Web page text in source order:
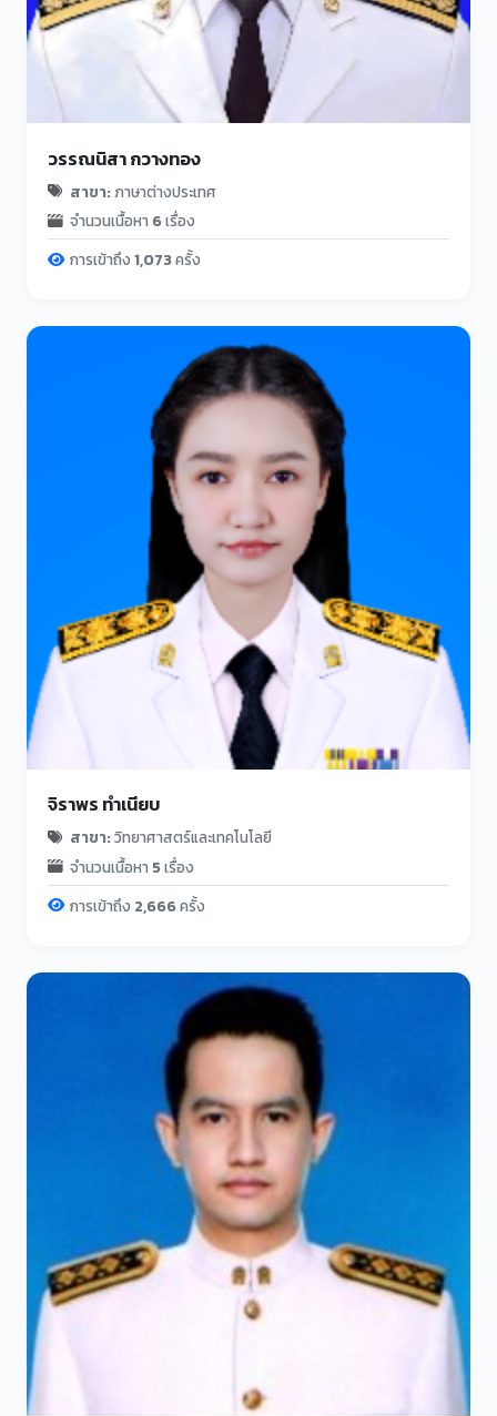
วรรณนิสา กวางทอง
สาขา:ภาษาต่างประเทศ
จำนวนเนื้อหา 6เรื่อง
การเข้าถึง1,073ครั้ง
จิราพร ทำเนียบ
สาขา:วิทยาศาสตร์และเทคโนโลยี
จำนวนเนื้อหา 5เรื่อง
การเข้าถึง 2,666ครั้ง